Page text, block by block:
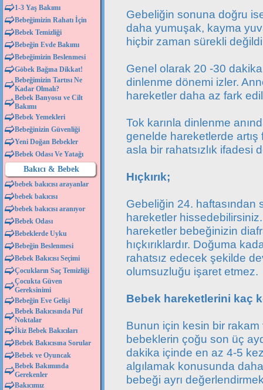
1-3 Yaş Bakımı
Bebeğimizin Rahatı İçin
Bebek Temizliği
Bebeğin Evde Bakımı
Bebeğimizin Beslenmesi
Göbek Bağına Dikkat!
Bebeğimizin Tartısı Ne
Kadar Olmalı?
Bebek Banyosu ve Cilt
Bakımı
Bebek Yemekleri
Bebeğinizin Güvenliği
Yeni Doğan Bebekler
Bebek Odası Ve Yatağı
Bakıcı & Bebek
bebek bakıcısı arayanlar
bebek bakıcısı
bebek bakıcısı aranıyor
Bebek Odası
Bebeklerde Uyku
Bebeğin Beslenmesi
Bebek Bakıcısı Seçimi
Çocukların Saç Temizliği
Çocukta Güven
Gereksinimi
Bebeğin Eve Gelişi
Bebek Bakıcısında Püf
Noktalar
İkiz Bebek Bakıcıları
Bebek Bakıcısına Sorular
Bebek ve Oyuncak
Bebek Bakımında
Gerekenler
Bakıcımız
Gebeliğin sonuna doğru
daha yumuşak, kayma
hiçbir zaman sürekli
Genel olarak 20 -30
dinlenme dönemi izler.
hareketler daha az fark
Tok karınla dinlenme
genelde hareketlerde
asla bir rahatsızlık ifadesi
Hıçkırık;
Gebeliğin 24. haftasından
hareketler
hareketler bebeğinizin
hıçkırıklardır. Doğuma
rahatsız edecek şekilde
olumsuzluğu işaret etmez.
Bebek hareketlerini kaç
Bunun için kesin bir
bebeklerin çoğu son üç
dakika içinde en az 4-5
algılamak konusunda
bebeği ayrı